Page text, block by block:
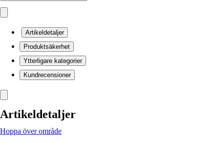
Artikeldetaljer
Produktsäkerhet
Ytterligare kategorier
Kundrecensioner
Artikeldetaljer
Hoppa över område